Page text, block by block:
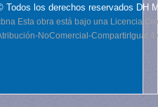
Todos los derechos reservados DH
Esta obra está bajo una Licencia
NoComercial-CompartirIgual